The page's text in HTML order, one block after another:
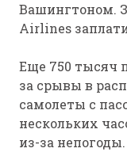
Вашингтоном.
Airlines
Еще 750 тысяч
за срывы в
самолеты с
нескольких
из-за